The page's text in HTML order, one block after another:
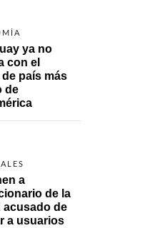
ya no
con el
país más
de
a
de la
acusado de
a usuarios